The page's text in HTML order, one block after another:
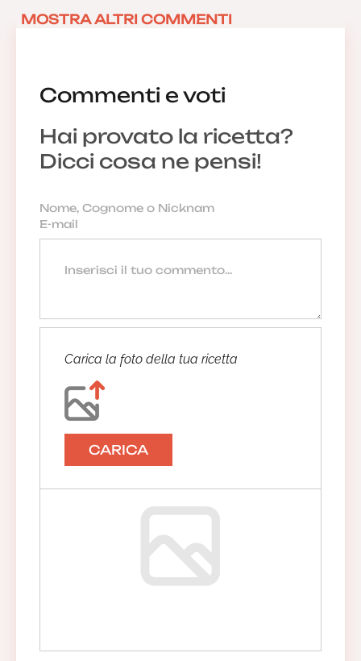
Commenti e voti
Hai provato la ricetta?
Dicci cosa ne pensi!
Carica la foto della tua ricetta
CARICA
MOSTRA ALTRI COMMENTI